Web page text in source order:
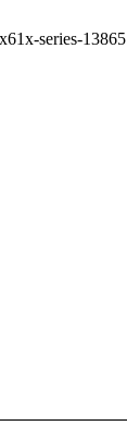
series-13865